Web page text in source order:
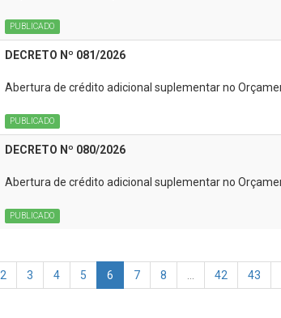
PUBLICADO
DECRETO Nº 081/2026
Abertura de crédito adicional suplementar no
PUBLICADO
DECRETO Nº 080/2026
Abertura de crédito adicional suplementar no
PUBLICADO
2 3 4 5 6 7 8 42 43